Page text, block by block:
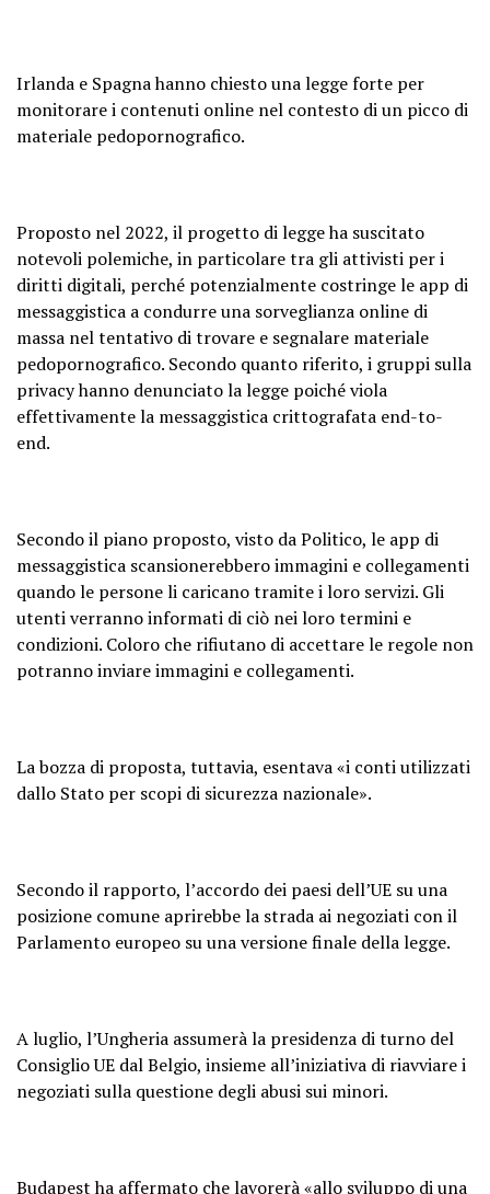
Irlanda e Spagna hanno chiesto una legge forte per
monitorare i contenuti online nel contesto di un picco di
materiale pedopornografico.
Proposto nel 2022, il progetto di legge ha suscitato
notevoli polemiche, in particolare tra gli attivisti per i
diritti digitali, perché potenzialmente costringe le app di
messaggistica a condurre una sorveglianza online di
massa nel tentativo di trovare e segnalare materiale
pedopornografico. Secondo quanto riferito, i gruppi sulla
privacy hanno denunciato la legge poiché viola
effettivamente la messaggistica crittografata end-to-
end.
Secondo il piano proposto, visto da Politico, le app di
messaggistica scansionerebbero immagini e collegamenti
quando le persone li caricano tramite i loro servizi. Gli
utenti verranno informati di ciò nei loro termini e
condizioni. Coloro che rifiutano di accettare le regole non
potranno inviare immagini e collegamenti.
La bozza di proposta, tuttavia, esentava «i conti utilizzati
dallo Stato per scopi di sicurezza nazionale».
Secondo il rapporto, l’accordo dei paesi dell’UE su una
posizione comune aprirebbe la strada ai negoziati con il
Parlamento europeo su una versione finale della legge.
A luglio, l’Ungheria assumerà la presidenza di turno del
Consiglio UE dal Belgio, insieme all’iniziativa di riavviare i
negoziati sulla questione degli abusi sui minori.
Budapest ha affermato che lavorerà «allo sviluppo di una